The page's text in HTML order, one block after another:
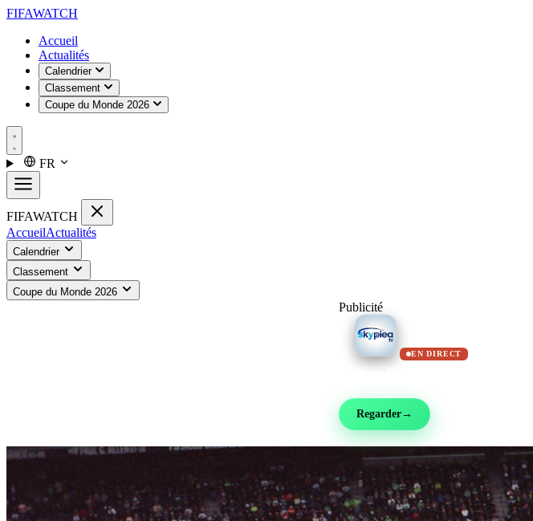
FIFAWATCH
Accueil
Actualités
Calendrier
Classement
Coupe du Monde 2026
FR
FIFAWATCH
AccueilActualités
Calendrier
Classement
Coupe du Monde 2026
Publicité
EN DIRECT
Regarder→